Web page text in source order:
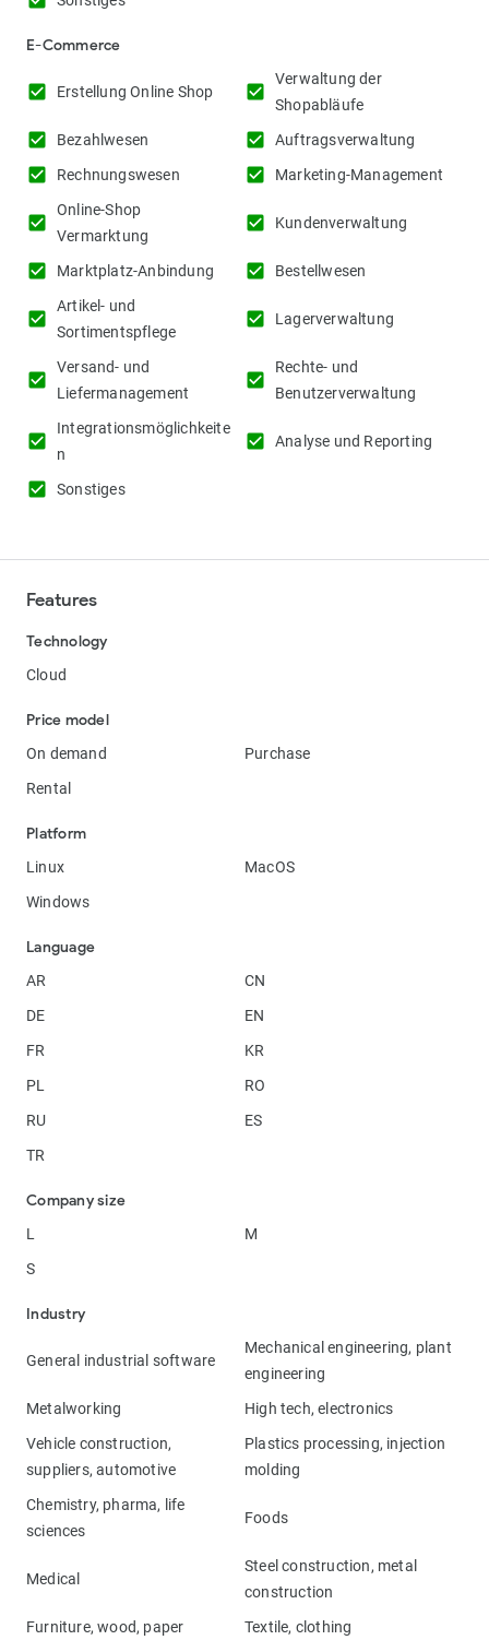
E-Commerce
check_box Erstellung Online Shop check_box
Verwaltung der
Shopabläufe
check_box Bezahlwesen check_box Auftragsverwaltung
check_box Rechnungswesen check_box Marketing-Management
check_box
Online-Shop
Vermarktung
check_box Kundenverwaltung
check_box Marktplatz-Anbindung check_box Bestellwesen
check_box
Artikel- und
Sortimentspflege
check_box Lagerverwaltung
check_box
Versand- und
Liefermanagement
check_box
Rechte- und
Benutzerverwaltung
check_box
Integrationsmöglichkeite
n
check_box Analyse und Reporting
check_box Sonstiges
Features
Technology
Cloud
Price model
On demand
Purchase
Rental
Platform
Linux
MacOS
Windows
Language
AR
CN
DE
EN
FR
KR
PL
RO
RU
ES
TR
Company size
L
M
S
Industry
General industrial software
Mechanical engineering, plant
engineering
Metalworking
High tech, electronics
Vehicle construction,
suppliers, automotive
Plastics processing, injection
molding
Chemistry, pharma, life
sciences
Foods
Medical
Steel construction, metal
construction
Furniture, wood, paper
Textile, clothing